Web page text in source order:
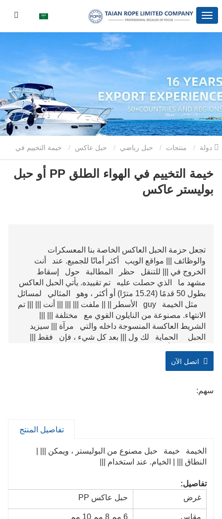
منتجات حبل رياضي حبل عاكس خيمة التخييم في
الهواء الطلق PP أو حبل بوليستر عاكس
خيمة التخييم في الهواء الطلق PP أو حبل
بوليستر عاكس
تجعل حزمة الحبل العاكس الخاصة بنا المعسكرات
والوظائف ||| مواقع الويب أكثر أمانًا للجميع. عند أنت
الخروج في ||| للتنقل حظر المطالبة حول إسقاط
مشهد ما الذي حصلت عليه تم تقييده. يأتي الحبل العاكس
بطول 50 قدمًا (15.24 مترًا) أو أكثر ، وهو المثالي لمسائل
مثل الخيمة guy الأسطر || || ملفت ||| ||| ||| أنت ||| ||| تم
الانتهاء. مصنوعة من النايلون القوي مع مختلفة ||| |||
الشريط العاكسة المنسوجة داخله والتي مرآة ||| سيزيد
الحبل الحماية لك ول ||| بعد كل شيء ، فإن فقط |||
اتصل الآن
سهم:
تفاصيل المنتج
الخيمة خيمة حبل مصنوع من البوليستر ، ويمكن ||| |
النطاق ||| | الخيام. عند استخدام |||
تفاصيل:
غرض
حبل عاكس PP
مقاس 6 مم 8 مم 10 مم